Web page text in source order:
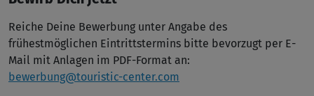
Reiche Deine Bewerbung unter Angabe des
frühestmöglichen Eintrittstermins bitte bevorzugt per E-
Mail mit Anlagen im PDF-Format an:
bewerbung@touristic-center.com